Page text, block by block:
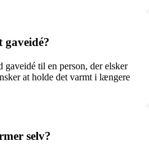
gaveidé?
til en person, der elsker
at holde det varmt i længere
selv?